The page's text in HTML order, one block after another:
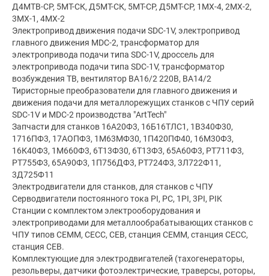
Д4МТВ-СР, 5МТ-СК, Д5МТ-СК, 5МТ-СР, Д5МТ-СР, 1МХ-4, 2МХ-2,
3МХ-1, 4МХ-2
Электропривод движения подачи SDC-1V, электропривод
главного движения MDC-2, трансформатор для
электропривода подачи типа SDC-1V, дроссель для
электропривода подачи типа SDC-1V, трансформатор
возбуждения ТВ, вентилятор ВА16/2 220В, ВА14/2
Тиристорные преобразователи для главного движения и
движения подачи для металлорежущих станков с ЧПУ серий
SDC-1V и MDC-2 производства "ArtTech"
Запчасти для станков 16А20Ф3, 16Б16ТЛС1, 1В340Ф30,
1716ПФ3, 17АОПФ3, 1М63МФ30, 1П420ПФ40, 16М30Ф3,
16К40Ф3, 1М660Ф3, 6Т13Ф30, 6Т13Ф3, 65А60Ф3, РТ711Ф3,
РТ755Ф3, 65А90Ф3, 1П756ДФ3, РТ724Ф3, 3Л722Ф11,
3Д725Ф11
Электродвигатели для станков, для станков с ЧПУ
Серводвигатели постоянного тока PI, PC, 1PI, 3PI, PIK
Станции с комплектом электрооборудования и
электроприводами для металлообрабатывающих станков с
ЧПУ типов СЕММ, СЕСС, СЕВ, станция СЕММ, станция СЕСС,
станция СЕВ.
Комплектующие для электродвигателей (тахогенераторы,
резольверы, датчики фотоэлектрические, траверсы, роторы,